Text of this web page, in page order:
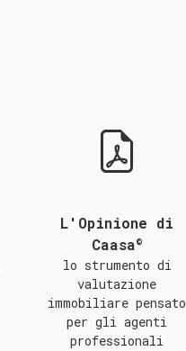
C
L'Opinione di
Caasa©
lo strumento di
valutazione
immobiliare pensato
per gli agenti
professionali